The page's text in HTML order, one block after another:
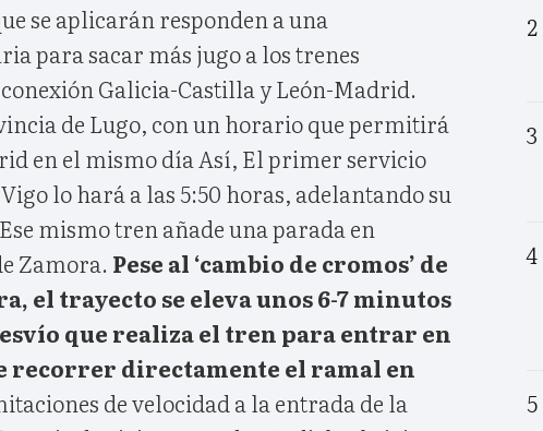
se aplicarán responden a una
para sacar más jugo a los trenes
Galicia-Castilla y León-Madrid.
de Lugo, con un horario que permitirá
en el mismo día Así, El primer servicio
lo hará a las 5:50 horas, adelantando su
mismo tren añade una parada en
Zamora. Pese al ‘cambio de cromos’ de
el trayecto se eleva unos 6-7 minutos
que realiza el tren para entrar en
recorrer directamente el ramal en
de velocidad a la entrada de la